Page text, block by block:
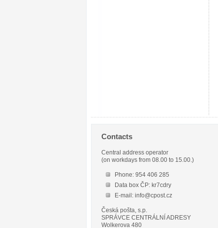
Contacts
Central address operator
(on workdays from 08.00 to 15.00.)
Phone: 954 406 285
Data box ČP: kr7cdry
E-mail: info@cpost.cz
Česká pošta, s.p.
SPRÁVCE CENTRÁLNÍ ADRESY
Wolkerova 480